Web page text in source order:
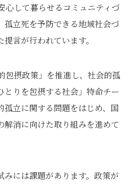
心して暮らせるコミュニティづ
孤立死を予防できる地域社会づ
言が行われています。
包摂政策」を推進し、社会的孤
とりを包摂する社会」特命チー
孤立に関する問題をはじめ、国
解消に向けた取り組みを進めて
みには課題があります。政策が